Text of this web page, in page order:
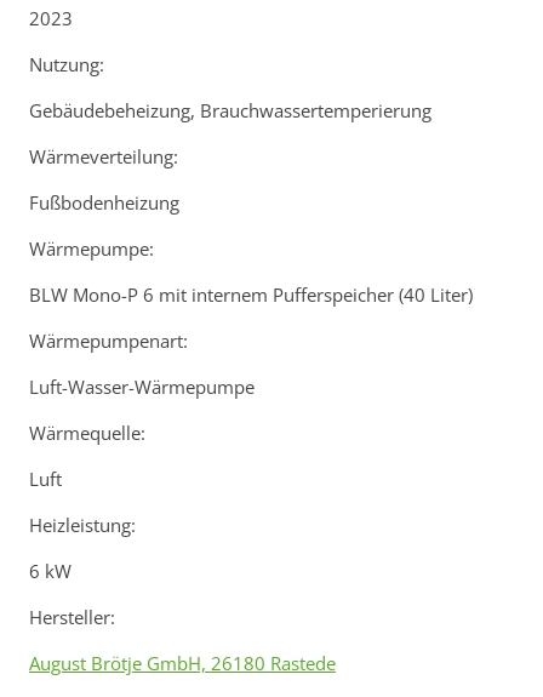
2023
Nutzung:
Gebäudebeheizung, Brauchwassertemperierung
Wärmeverteilung:
Fußbodenheizung
Wärmepumpe:
BLW Mono-P 6 mit internem Pufferspeicher (40 Liter)
Wärmepumpenart:
Luft-Wasser-Wärmepumpe
Wärmequelle:
Luft
Heizleistung:
6 kW
Hersteller:
August Brötje GmbH, 26180 Rastede